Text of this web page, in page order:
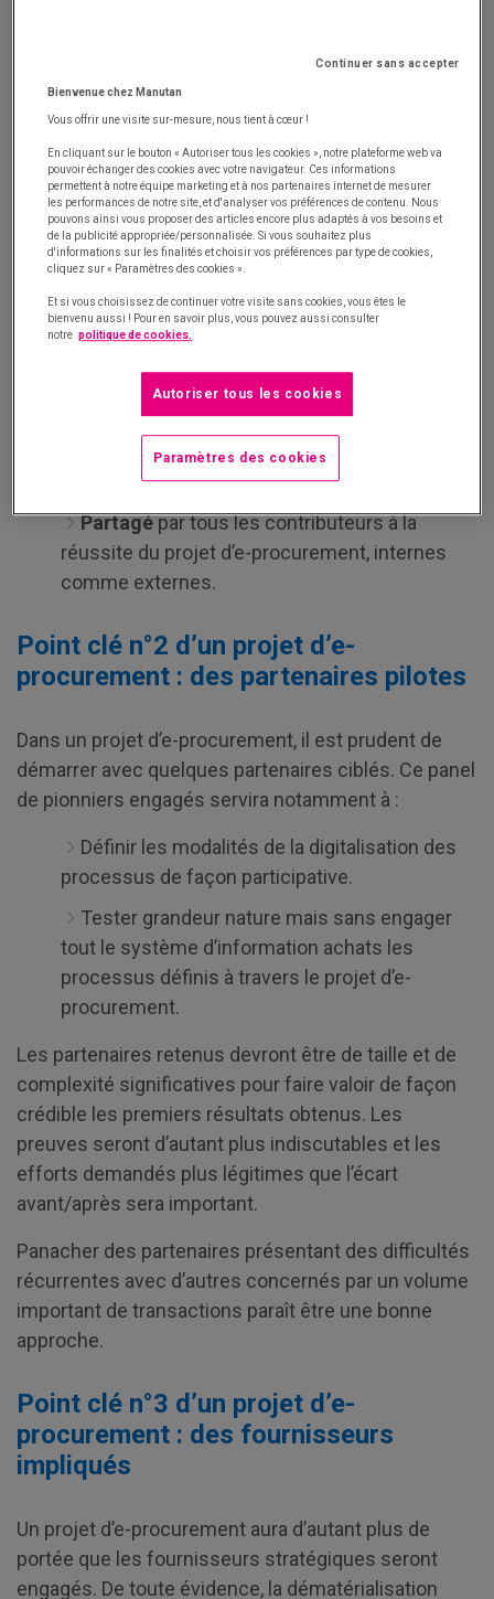
n’échappe pas à cette règle implacable de la
conduite de projet efficace.
Un bon objectif pour ce type de projet se doit d’être :
Réaliste
relativement aux ressources que
l’organisation est prête à allouer au projet d’e-
Mesurablepour pouvoir documenter un
avancement dans le temps. Par exemple la
réduction du nombre de références, du nombre
de litiges ou encore des délais de livraison.
Partagépar tous les contributeurs à la
réussite du projet d’e-procurement, internes
comme externes.
Point clé n°2 d’un projet d’e-
procurement : des partenaires pilotes
Dans un projet d’e-procurement, il est prudent de
démarrer avec quelques partenaires ciblés. Ce panel
de pionniers engagés servira notamment à :
Définir les modalités de la digitalisation des
processus de façon participative.
Tester grandeur nature mais sans engager
tout le système d’information achats les
processus définis à travers le projet d’e-
procurement.
Les partenaires retenus devront être de taille et de
complexité significatives pour faire valoir de façon
crédible les premiers résultats obtenus. Les
preuves seront d’autant plus indiscutables et les
efforts demandés plus légitimes que l’écart
avant/après sera important.
Panacher des partenaires présentant des difficultés
récurrentes avec d’autres concernés par un volume
important de transactions paraît être une bonne
approche.
Point clé n°3 d’un projet d’e-
procurement : des fournisseurs
impliqués
Un projet d’e-procurement aura d’autant plus de
portée que les fournisseurs stratégiques seront
engagés. De toute évidence, la dématérialisation
Continuer sans accepter
Bienvenue chez Manutan
Vous offrir une visite sur-mesure, nous tient à cœur !
En cliquant sur le bouton « Autoriser tous les cookies », notre plateforme web va
pouvoir échanger des cookies avec votre navigateur. Ces informations
permettent à notre équipe marketing et à nos partenaires internet de mesurer
les performances de notre site, et d'analyser vos préférences de contenu. Nous
pouvons ainsi vous proposer des articles encore plus adaptés à vos besoins et
de la publicité appropriée/personnalisée. Si vous souhaitez plus
d'informations sur les finalités et choisir vos préférences par type de cookies,
cliquez sur « Paramètres des cookies ».
Et si vous choisissez de continuer votre visite sans cookies, vous êtes le
bienvenu aussi ! Pour en savoir plus, vous pouvez aussi consulter
notre politique de cookies.
Autoriser tous les cookies
Paramètres des cookies